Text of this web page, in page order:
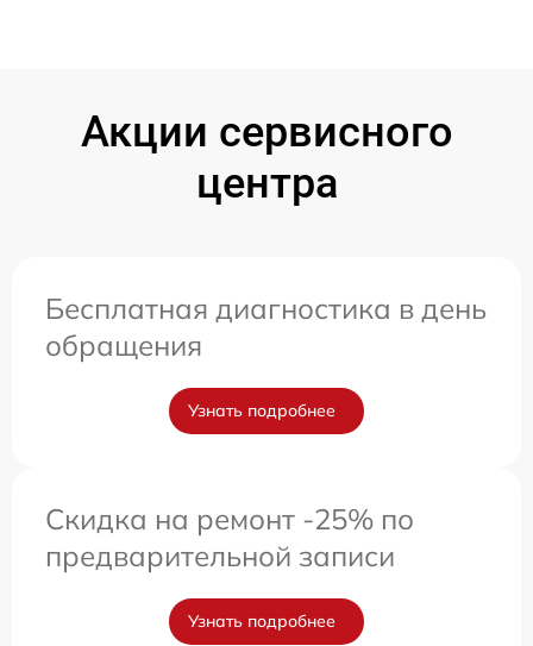
Акции сервисного
центра
Бесплатная диагностика в день
обращения
Узнать подробнее
Скидка на ремонт -25% по
предварительной записи
Узнать подробнее